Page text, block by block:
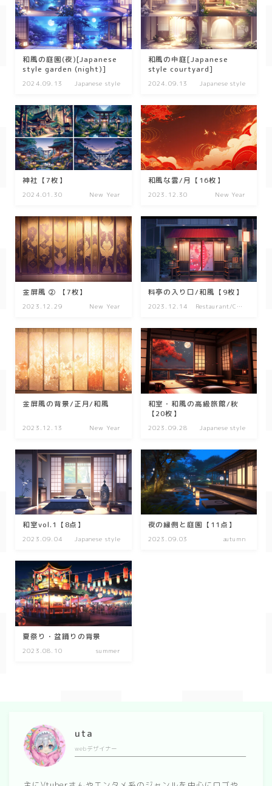
Valentine
Tanabata
Halloween
Christmas
season
winter
summer
spring
autumn
Nature
forest
sea
sky
food
sweets
kitchen
お風呂
寝室
custom rooms
facility
Restaurant/Cafe
countryside
病院
cyber-
和風の庭園(夜)[Japanese
style garden (night)]
2024.09.13 Japanese style
和風の中庭[Japanese
style courtyard]
2024.09.13 Japanese style
神社【7枚】
2024.01.30 New Year
和風な雲/月【16枚】
2023.12.30 New Year
金屏風 ② 【7枚】
2023.12.29 New Year
料亭の入り口/和風【9枚】
2023.12.14
Restaurant/Caf
金屏風の背景/正月/和風
2023.12.13 New Year
和室・和風の高級旅館/秋
【20枚】
2023.09.28 Japanese style
和室vol.1【8点】
2023.09.04 Japanese style
夜の縁側と庭園【11点】
2023.09.03 autumn
夏祭り・盆踊りの背景
2023.08.10 summer
uta
webデザイナー